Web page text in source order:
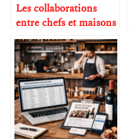
Les collaborations
entre chefs et maisons
de champagne